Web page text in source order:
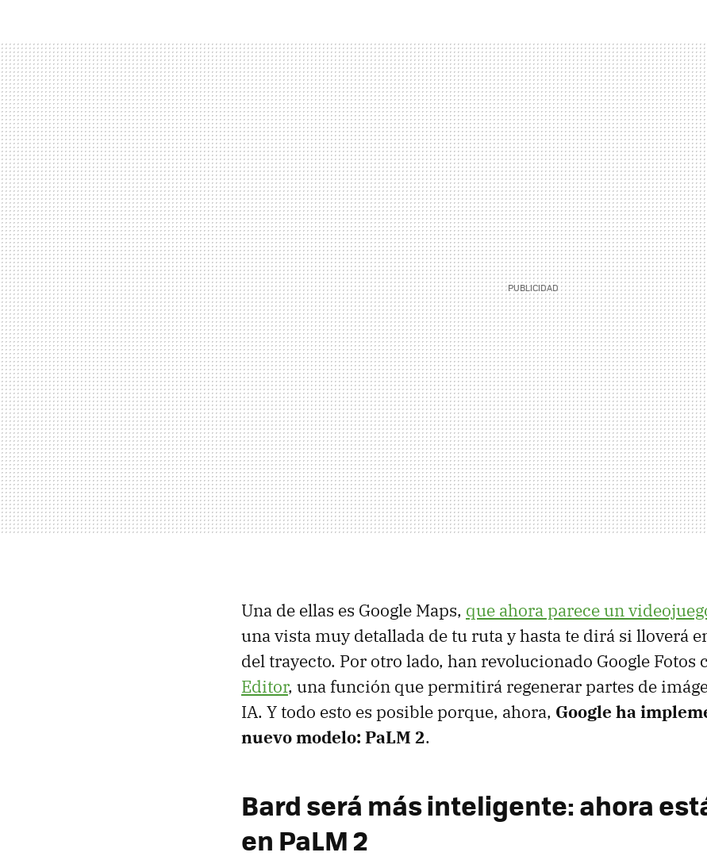
Una de ellas es Google Maps, que ahora parece un
una vista muy detallada de tu ruta y hasta te dirá si lloverá
del trayecto. Por otro lado, han revolucionado Google Fotos
Editor, una función que permitirá regenerar partes de
IA. Y todo esto es posible porque, ahora, Google ha
nuevo modelo: PaLM 2.
Bard será más inteligente: ahora
en PaLM 2